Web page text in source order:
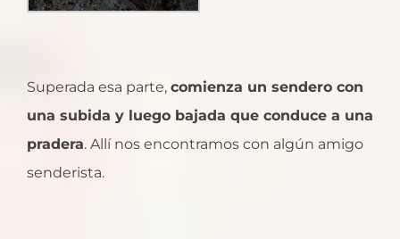
Superada esa parte, comienza un sendero con
una subida y luego bajada que conduce a una
pradera. Allí nos encontramos con algún amigo
senderista.